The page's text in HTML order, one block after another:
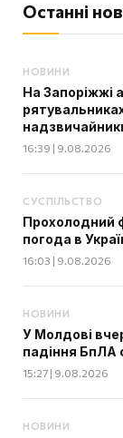
Останні
НОВИНИ
На Запоріжжі
16:39 | 9.08.2026
СУСПІЛЬСТВО
Прохолодний
погода в
16:03 | 9.08.2026
НОВИНИ
У Молдові
падіння БпЛА
15:27 | 9.08.2026
НОВИНИ